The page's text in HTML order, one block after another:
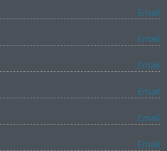
Email
Email
Email
Email
Email
Email